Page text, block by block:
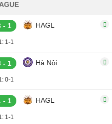
- 1 HAGL
1-1
- 1 Hà Nội
0-1
- 1 HAGL
1-1